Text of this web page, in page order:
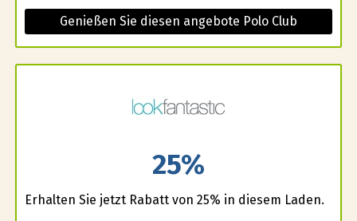
Genießen Sie diesen angebote Polo Club
25%
Erhalten Sie jetzt Rabatt von 25% in diesem Laden.